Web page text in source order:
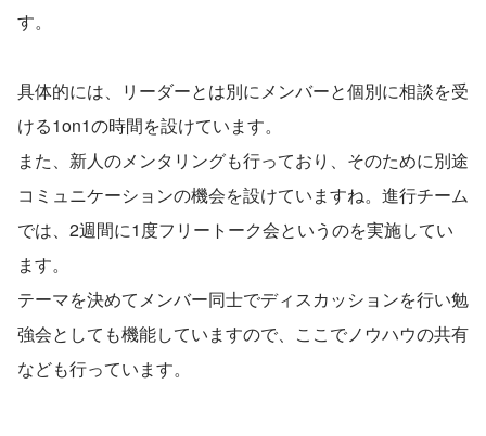
す。
具体的には、リーダーとは別にメンバーと個別に相談を受
ける1on1の時間を設けています。
また、新人のメンタリングも行っており、そのために別途
コミュニケーションの機会を設けていますね。進行チーム
では、2週間に1度フリートーク会というのを実施してい
ます。
テーマを決めてメンバー同士でディスカッションを行い勉
強会としても機能していますので、ここでノウハウの共有
なども行っています。